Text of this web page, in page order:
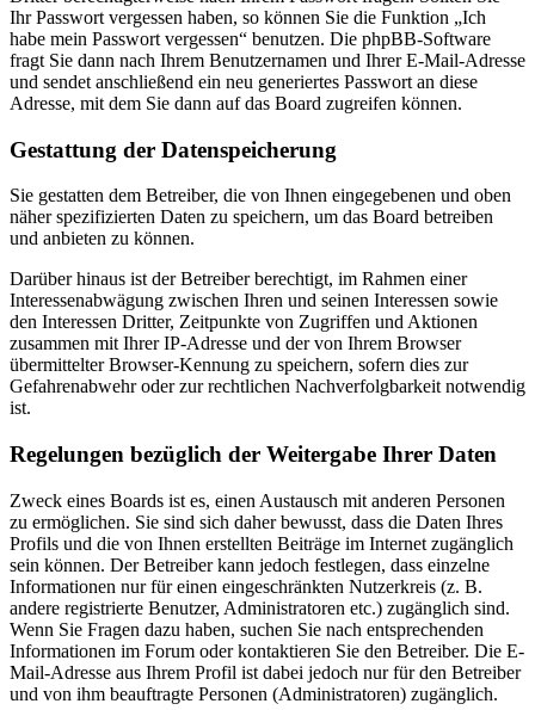
Ihr Passwort vergessen haben, so können Sie die Funktion „Ich
habe mein Passwort vergessen“ benutzen. Die phpBB-Software
fragt Sie dann nach Ihrem Benutzernamen und Ihrer E-Mail-Adresse
und sendet anschließend ein neu generiertes Passwort an diese
Adresse, mit dem Sie dann auf das Board zugreifen können.
Gestattung der Datenspeicherung
Sie gestatten dem Betreiber, die von Ihnen eingegebenen und oben
näher spezifizierten Daten zu speichern, um das Board betreiben
und anbieten zu können.
Darüber hinaus ist der Betreiber berechtigt, im Rahmen einer
Interessenabwägung zwischen Ihren und seinen Interessen sowie
den Interessen Dritter, Zeitpunkte von Zugriffen und Aktionen
zusammen mit Ihrer IP-Adresse und der von Ihrem Browser
übermittelter Browser-Kennung zu speichern, sofern dies zur
Gefahrenabwehr oder zur rechtlichen Nachverfolgbarkeit notwendig
ist.
Regelungen bezüglich der Weitergabe Ihrer Daten
Zweck eines Boards ist es, einen Austausch mit anderen Personen
zu ermöglichen. Sie sind sich daher bewusst, dass die Daten Ihres
Profils und die von Ihnen erstellten Beiträge im Internet zugänglich
sein können. Der Betreiber kann jedoch festlegen, dass einzelne
Informationen nur für einen eingeschränkten Nutzerkreis (z. B.
andere registrierte Benutzer, Administratoren etc.) zugänglich sind.
Wenn Sie Fragen dazu haben, suchen Sie nach entsprechenden
Informationen im Forum oder kontaktieren Sie den Betreiber. Die E-
Mail-Adresse aus Ihrem Profil ist dabei jedoch nur für den Betreiber
und von ihm beauftragte Personen (Administratoren) zugänglich.